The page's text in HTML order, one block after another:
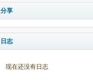
分享
日志
现在还没有日志